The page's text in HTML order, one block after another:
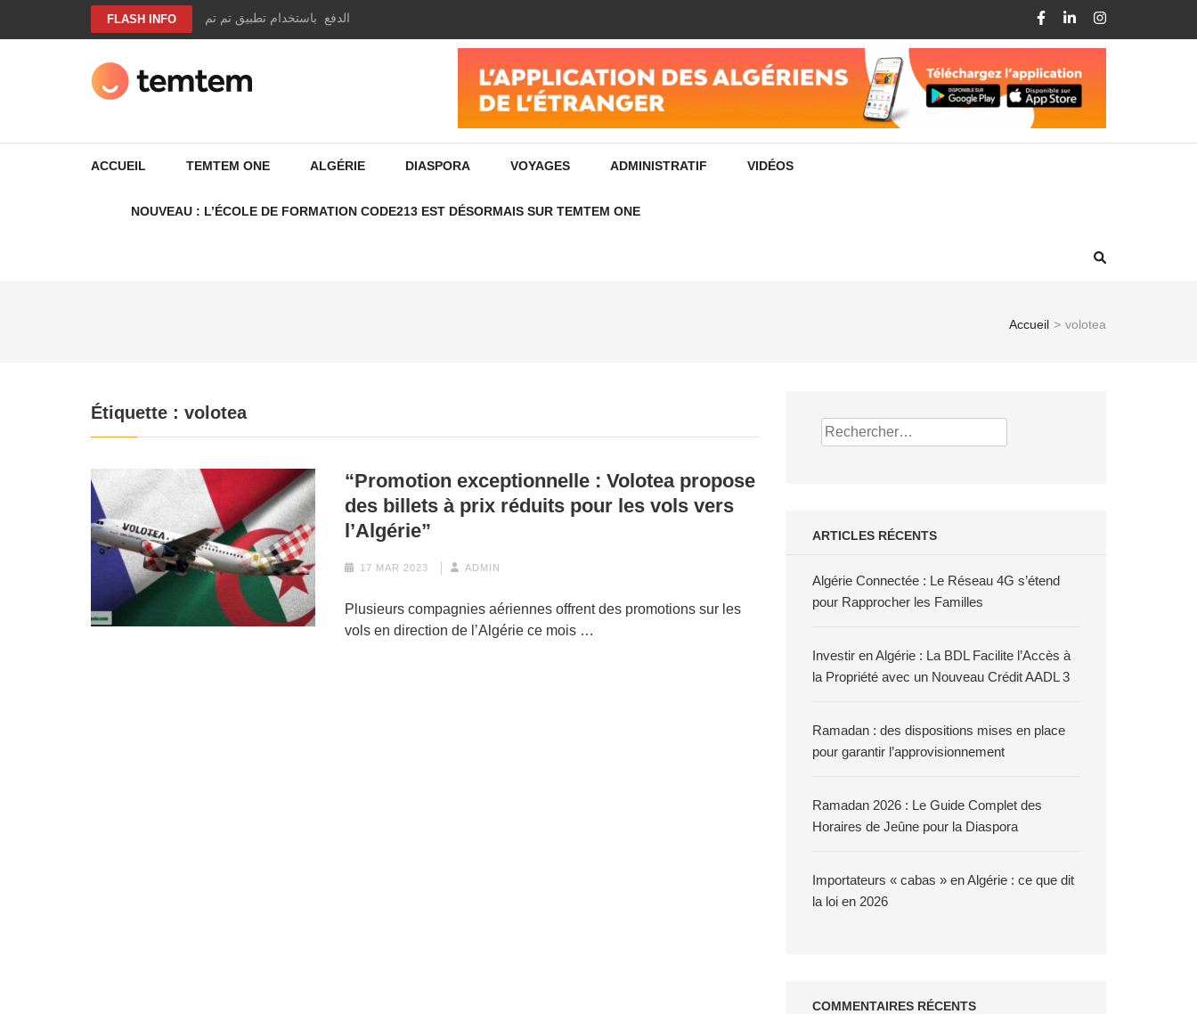
FLASH INFO ادفع فواتير الإنترنت الخاصة بك بسهولة ومجانًا عن طريق تصوير وصل الدفع باستخدام تطبيق تم تم
ACCUEIL TEMTEM ONE ALGÉRIE DIASPORA VOYAGES ADMINISTRATIF VIDÉOS
NOUVEAU : L’ÉCOLE DE FORMATION CODE213 EST DÉSORMAIS SUR TEMTEM ONE
Accueil > volotea
Étiquette : volotea
“Promotion exceptionnelle : Volotea propose
des billets à prix réduits pour les vols vers
l’Algérie”
17 MAR 2023 ADMIN
Plusieurs compagnies aériennes offrent des promotions sur les
vols en direction de l’Algérie ce mois …
Rechercher :
ARTICLES RÉCENTS
Algérie Connectée : Le Réseau 4G s’étend
pour Rapprocher les Familles
Investir en Algérie : La BDL Facilite l’Accès à
la Propriété avec un Nouveau Crédit AADL 3
Ramadan : des dispositions mises en place
pour garantir l’approvisionnement
Ramadan 2026 : Le Guide Complet des
Horaires de Jeûne pour la Diaspora
Importateurs « cabas » en Algérie : ce que dit
la loi en 2026
COMMENTAIRES RÉCENTS